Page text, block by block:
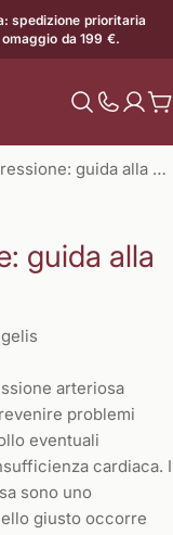
spedizione prioritaria
da 199 €.
il
numero Misuratori di pressione: guida alla scelta
guida alla
arteriosa
problemi
eventuali
cardiaca. I
sono uno
giusto occorre